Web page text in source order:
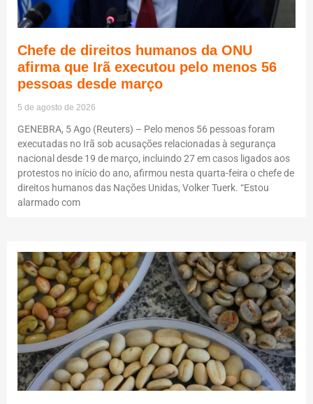
Chefe de direitos humanos da ONU
afirma que Irã executou pelo menos 56
pessoas desde março
5 de agosto de 2026
GENEBRA, 5 Ago (Reuters) – Pelo menos 56 pessoas foram
executadas no Irã sob acusações relacionadas à segurança
nacional desde 19 de março, incluindo 27 em casos ligados aos
protestos no início do ano, afirmou nesta quarta-feira o chefe de
direitos humanos das Nações Unidas, Volker Tuerk. “Estou
alarmado com